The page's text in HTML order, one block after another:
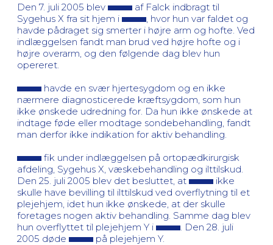
Den 7. juli 2005 blev
af Falck indbragt til
Sygehus X fra sit hjem i
, hvor hun var faldet og
havde pådraget sig smerter i højre arm og hofte. Ved
indlæggelsen fandt man brud ved højre hofte og i
højre overarm, og den følgende dag blev hun
opereret.
havde en svær hjertesygdom og en ikke
nærmere diagnosticerede kræftsygdom, som hun
ikke ønskede udredning for. Da hun ikke ønskede at
indtage føde eller modtage sondebehandling, fandt
man derfor ikke indikation for aktiv behandling.
fik under indlæggelsen på ortopædkirurgisk
afdeling, Sygehus X, væskebehandling og ilttilskud.
Den 25. juli 2005 blev det besluttet, at
ikke
skulle have bevilling til ilttilskud ved overflytning til et
plejehjem, idet hun ikke ønskede, at der skulle
foretages nogen aktiv behandling. Samme dag blev
hun overflyttet til plejehjem Y i
. Den 28. juli
2005 døde
på plejehjem Y.